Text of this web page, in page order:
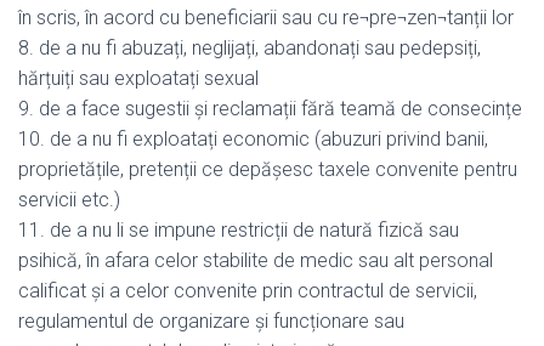
în scris, în acord cu beneficiarii sau cu re¬pre¬zen¬tanții lor
8. de a nu fi abuzați, neglijați, abandonați sau pedepsiți,
hărțuiți sau exploatați sexual
9. de a face sugestii și reclamații fără teamă de consecințe
10. de a nu fi exploatați economic (abuzuri privind banii,
proprietățile, pretenții ce depășesc taxele convenite pentru
servicii etc.)
11. de a nu li se impune restricții de natură fizică sau
psihică, în afara celor stabilite de medic sau alt personal
calificat și a celor convenite prin contractul de servicii,
regulamentul de organizare și funcționare sau